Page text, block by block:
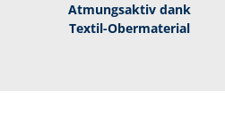
Atmungsaktiv dank
Textil-­Obermaterial